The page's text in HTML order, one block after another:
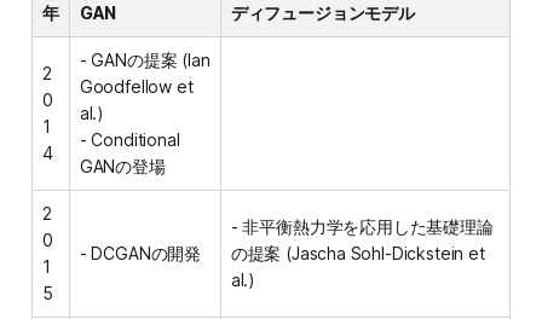
年 GAN ディフュージョンモデル
2
0
1
4
- GANの提案 (Ian
Goodfellow et
al.)
- Conditional
GANの登場
2
0
1
5
- DCGANの開発
- 非平衡熱力学を応用した基礎理論
の提案 (Jascha Sohl-Dickstein et
al.)